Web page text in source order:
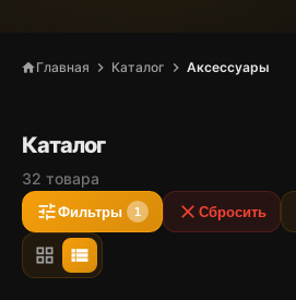
homeГлавная chevron_right Каталог chevron_right Аксессуары
Каталог
32 товара
tuneФильтры 1 close Сбросить
grid_view
view_list